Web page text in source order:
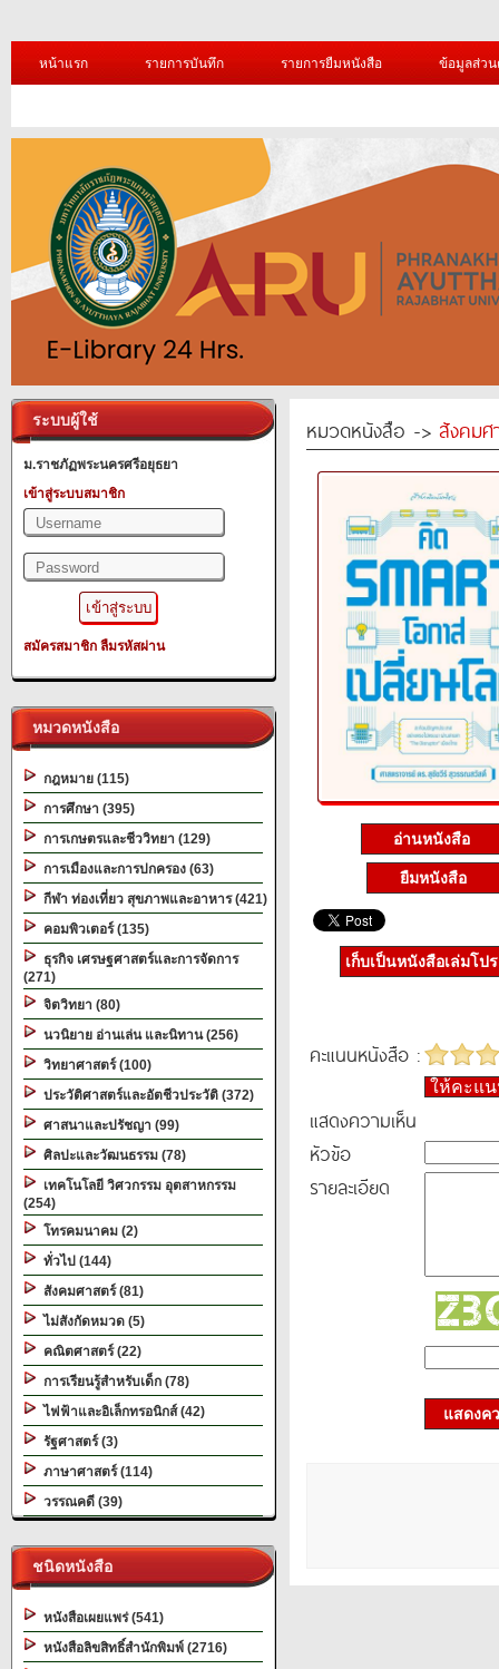
หน้าแรก รายการบันทึก รายการยืมหนังสือ ข้อมูลส่ว
ระบบผู้ใช้
ม.ราชภัฏพระนครศรีอยุธยา
เข้าสู่ระบบสมาชิก
สมัครสมาชิก ลืมรหัสผ่าน
หมวดหนังสือ
กฎหมาย (115)
การศึกษา (395)
การเกษตรและชีววิทยา (129)
การเมืองและการปกครอง (63)
กีฬา ท่องเที่ยว สุขภาพและอาหาร (421)
คอมพิวเตอร์ (135)
ธุรกิจ เศรษฐศาสตร์และการจัดการ
(271)
จิตวิทยา (80)
นวนิยาย อ่านเล่น และนิทาน (256)
วิทยาศาสตร์ (100)
ประวัติศาสตร์และอัตชีวประวัติ (372)
ศาสนาและปรัชญา (99)
ศิลปะและวัฒนธรรม (78)
เทคโนโลยี วิศวกรรม อุตสาหกรรม
(254)
โทรคมนาคม (2)
ทั่วไป (144)
สังคมศาสตร์ (81)
ไม่สังกัดหมวด (5)
คณิตศาสตร์ (22)
การเรียนรู้สำหรับเด็ก (78)
ไฟฟ้าและอิเล็กทรอนิกส์ (42)
รัฐศาสตร์ (3)
ภาษาศาสตร์ (114)
วรรณคดี (39)
ชนิดหนังสือ
หนังสือเผยแพร่ (541)
หนังสือลิขสิทธิ์สำนักพิมพ์ (2716)
หมวดหนังสือ -> สังคมศ
อ่านหนังสือ
ยืมหนังสือ
เก็บเป็นหนังสือเล่มโป
คะแนนหนังสือ :
ให้คะแ
แสดงความเห็น
หัวข้อ
รายละเอียด
แสดงค